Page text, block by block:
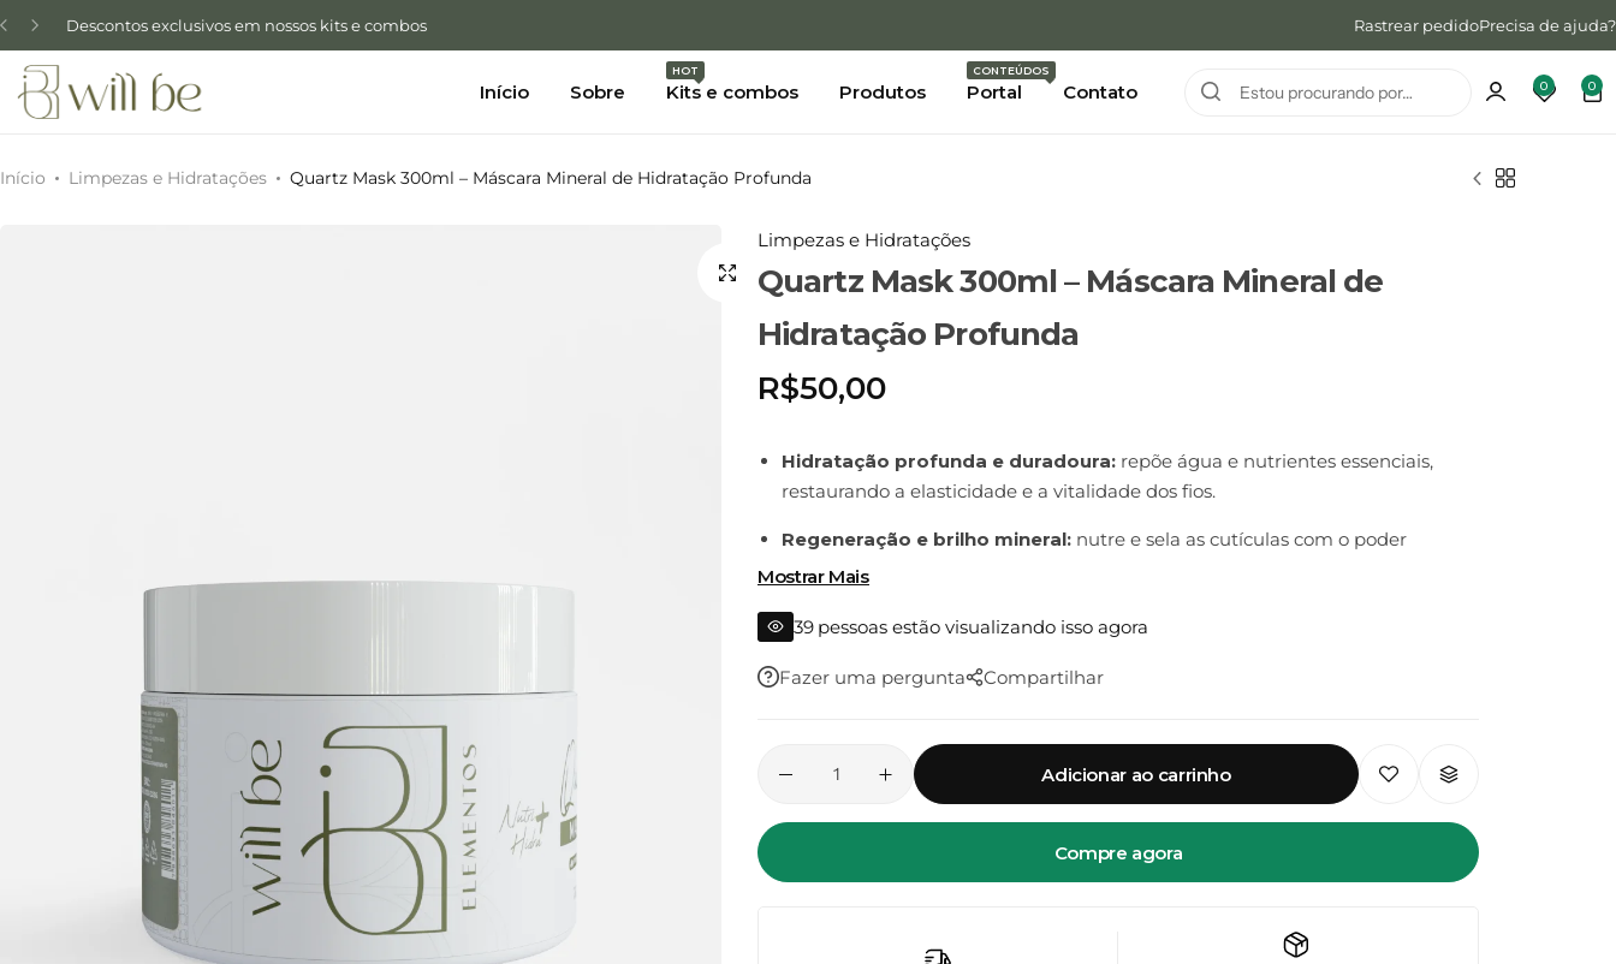
Descontos exclusivos em nossos kits e combos Rastrear pedidoPrecisa de ajuda?
Início Sobre Kits e combos
HOT
Produtos Portal
CONTEÚDOS
Contato 0 0
Início Limpezas e Hidratações Quartz Mask 300ml – Máscara Mineral de Hidratação Profunda
Limpezas e Hidratações
Quartz Mask 300ml – Máscara Mineral de
Hidratação Profunda
R$50,00
Hidratação profunda e duradoura:repõe água e nutrientes essenciais,
restaurando a elasticidade e a vitalidade dos fios.
Regeneração e brilho mineral:nutre e sela as cutículas com o poder
revitalizante do quartzo, revelando maciez e luminosidade intensa.
Toque leve e efeito profissional:
sem pesar, com resultados perceptíveis desde a primeira aplicação.
Mostrar Mais
39 pessoas estão visualizando isso agora
Fazer uma pergunta Compartilhar
Adicionar ao carrinho
Compre agora